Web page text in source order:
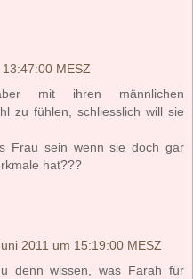
MESZ
mit ihren männlichen
zu fühlen, schliesslich will sie
Frau sein wenn sie doch gar
hat???
2011 um 15:19:00 MESZ
denn wissen, was Farah für